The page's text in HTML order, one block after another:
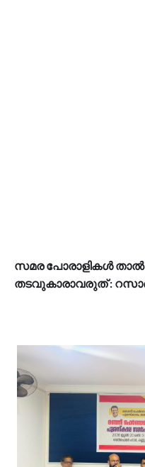
സമര പോരാളികൾ
തടവുകാരാവരുത് :